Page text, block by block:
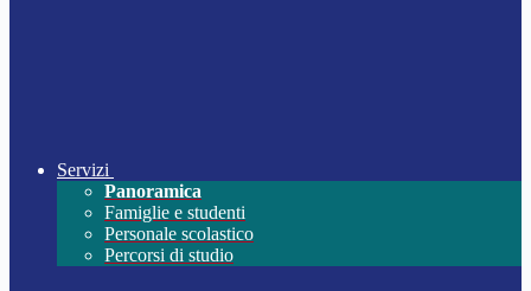
Servizi
Panoramica
Famiglie e studenti
Personale scolastico
Percorsi di studio